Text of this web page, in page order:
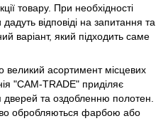
товару. При необхідності
відповіді на запитання та
варіант, який підходить саме
великий асортимент місцевих
"CAM-TRADE" приділяє
дверей та оздобленню полотен.
обробляються фарбою або